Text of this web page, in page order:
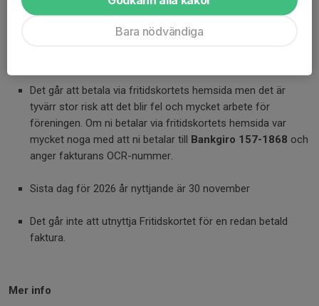
Viktigt att veta
För att kunna nyttja Fritidskortet måste aktiviteten vara
regelbunden, minst 6 tillfällen på en sammanhängande
Det går att betala via fritidskortets hemsida men det är
tyvärr stor risk att det blir fel och mycket arbete för
föreningen. Om ni betalar via fritidskortets hemsida var
mycket noga med att ni betalar till Bankgiro 157-1868 och
anger fakturans OCR-nummer.
Sista dag för 2026 år nyttjande är 30 november
Det går inte att utnyttja Fritidskortet för en redan betald
faktura.
Mer info
Bara nödvändiga